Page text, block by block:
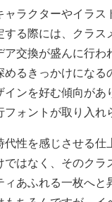
ラクターやイラ
る際には、クラス
交換が盛んに行
るきっかけにな
ンを好む傾向が
ォントが取り入れ
性を感じさせる
はなく、そのク
あふれる一枚へ